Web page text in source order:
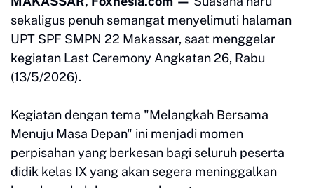
sekaligus penuh semangat menyelimuti halaman
UPT SPF SMPN 22 Makassar, saat menggelar
kegiatan Last Ceremony Angkatan 26, Rabu
(13/5/2026).
Kegiatan dengan tema "Melangkah Bersama
Menuju Masa Depan" ini menjadi momen
perpisahan yang berkesan bagi seluruh peserta
didik kelas IX yang akan segera meninggalkan